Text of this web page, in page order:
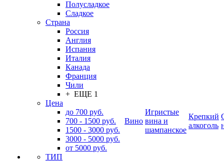
Полусладкое
Сладкое
Страна
Россия
Англия
Испания
Италия
Канада
Франция
Чили
+ ЕЩЕ 1
Цена
до 700 руб.
700 - 1500 руб.
1500 - 3000 руб.
3000 - 5000 руб.
от 5000 руб.
ТИП
Вино
Игристые
вина и
шампанское
Крепкий
алкоголь